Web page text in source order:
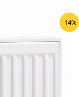
-14%